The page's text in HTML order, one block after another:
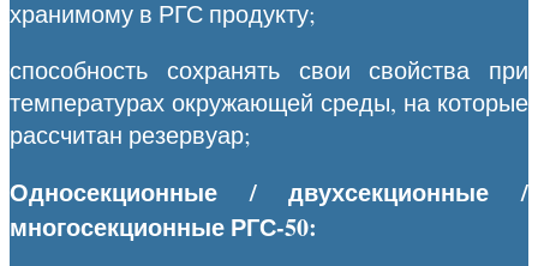
хранимому в РГС продукту;
способность сохранять свои свойства при
температурах окружающей среды, на которые
рассчитан резервуар;
Односекционные / двухсекционные /
многосекционные РГС-50: